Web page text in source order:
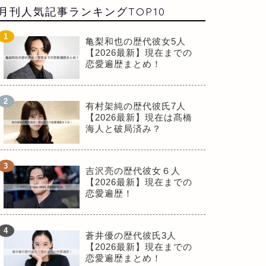
刊人気記事ランキングTOP10
亀梨和也の歴代彼女5人
【2026最新】現在までの
恋愛遍歴まとめ！
有村架純の歴代彼氏7人
【2026最新】現在は髙橋
海人と破局済み？
吉沢亮の歴代彼女６人
【2026最新】現在までの
恋愛遍歴！
蒼井優の歴代彼氏3人
【2026最新】現在までの
恋愛遍歴まとめ！